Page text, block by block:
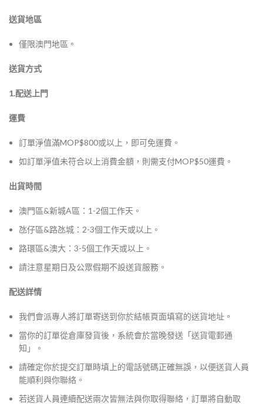
送貨地區
僅限澳門地區。
送貨方式
1.配送上門
運費
訂單淨值滿MOP$800或以上，即可免運費。
如訂單淨值未符合以上消費金額，則需支付MOP$50運費。
出貨時間
澳門區&新城A區：1-2個工作天。
氹仔區&路氹城：2-3個工作天或以上。
路環區&澳大：3-5個工作天或以上。
請注意星期日及公眾假期不設送貨服務。
配送詳情
我們會派專人將訂單寄送到你於結帳頁面填寫的送貨地址。
當你的訂單從倉庫發貨後，系統會於當晚發送「送貨電郵通
知」。
請確定你於提交訂單時填上的電話號碼正確無誤，以便送貨人員
能順利與你聯絡。
若送貨人員連續配送兩次皆無法與你取得聯絡，訂單將自動取